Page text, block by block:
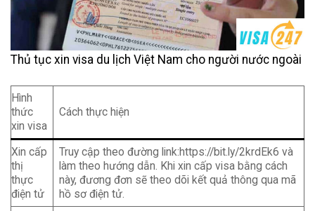
Thủ tục xin visa du lịch Việt Nam cho người nước ngoài
Hình
thức
xin visa
Cách thực hiện
Xin cấp
thị
thực
điện tử
Truy cập theo đường link:https://bit.ly/2krdEk6 và
làm theo hướng dẫn. Khi xin cấp visa bằng cách
này, đương đơn sẽ theo dõi kết quả thông qua mã
hồ sơ điện tử.